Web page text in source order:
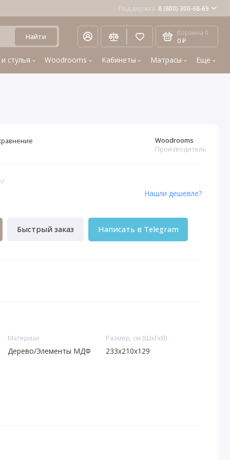
Поддержка 8 (800) 300-68-69
Найти Корзина 0
0 ₽
стулья Woodrooms Кабинеты Матрасы Еще
Woodrooms
Производитель
Быстрый заказ Написать в Telegram
Нашли дешевле?
Материал
Дерево/Элементы МДФ
Размер, см (ШхГхВ)
233x210x129